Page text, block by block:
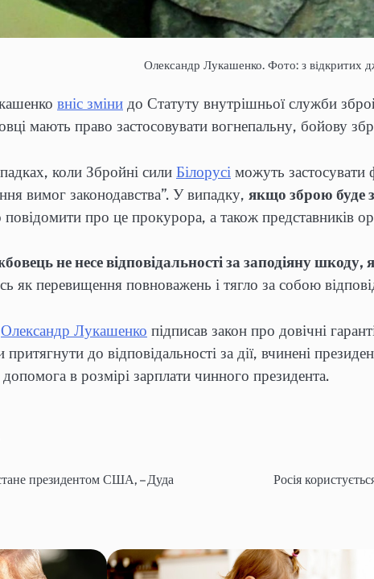
Олександр Лукашенко. Фото: з відкритих
вніс зміни до Статуту внутрішньої служби
мають право застосовувати вогнепальну, бойову
коли Збройні сили Білорусі можуть застосувати
вимог законодавства”. У випадку, якщо зброю буде
повідомити про це прокурора, а також представників
не несе відповідальності за заподіяну
як перевищення повноважень і тягло за собою
Олександр Лукашенко підписав закон про довічні
до відповідальності за дії, вчинені
в розмірі зарплати чинного президента.
президентом США, – Дуда Росія